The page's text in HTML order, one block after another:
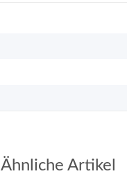
Ähnliche Artikel